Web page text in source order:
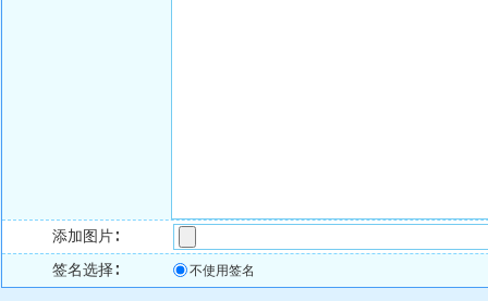
添加图片∶
签名选择∶ 不使用签名